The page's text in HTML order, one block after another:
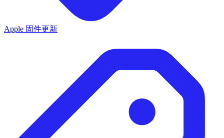
Apple 固件更新